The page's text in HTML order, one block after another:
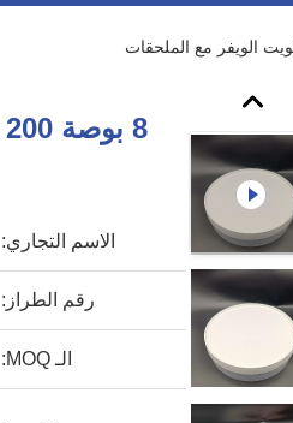
الاسم التجاري:
رقم الطراز:
الـ MOQ: